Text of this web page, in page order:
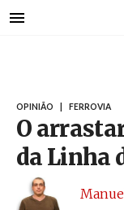
para
OPINIÃO FERROVIA
O
da Linha